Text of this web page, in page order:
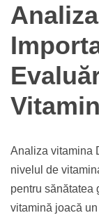
Analiza vitamina
nivelul de
pentru sănătatea
vitamină joacă